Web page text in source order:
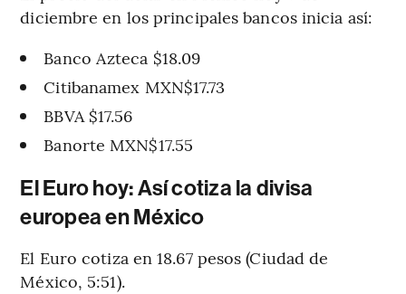
diciembre en los principales bancos inicia así:
Banco Azteca $18.09
Citibanamex MXN$17.73
BBVA $17.56
Banorte MXN$17.55
El Euro hoy: Así cotiza la divisa
europea en México
El Euro cotiza en 18.67 pesos (Ciudad de
México, 5:51).